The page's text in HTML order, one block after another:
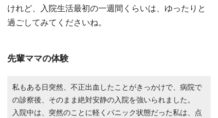
けれど、入院生活最初の一週間くらいは、ゆったりと
過ごしてみてくださいね。
先輩ママの体験
私もある日突然、不正出血したことがきっかけで、病院で
の診察後、そのまま絶対安静の入院を強いられました。
入院中は、突然のことに軽くパニック状態だった私は、点